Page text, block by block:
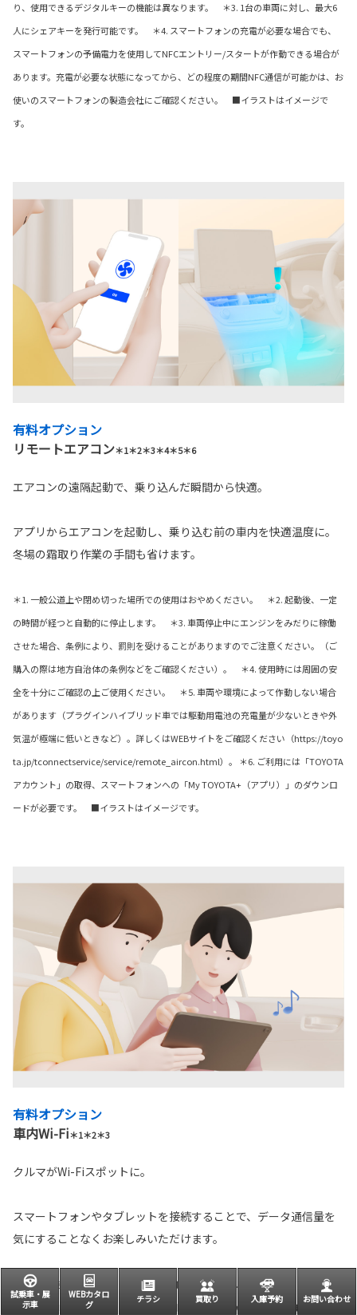
り、使用できるデジタルキーの機能は異なります。 ＊3. 1台の車両に対し、最大6
人にシェアキーを発行可能です。 ＊4. スマートフォンの充電が必要な場合でも、
スマートフォンの予備電力を使用してNFCエントリー/スタートが作動できる場合が
あります。充電が必要な状態になってから、どの程度の期間NFC通信が可能かは、お
使いのスマートフォンの製造会社にご確認ください。 ■イラストはイメージで
す。
有料オプション
リモートエアコン＊1＊2＊3＊4＊5＊6
エアコンの遠隔起動で、乗り込んだ瞬間から快適。
アプリからエアコンを起動し、乗り込む前の車内を快適温度に。
冬場の霜取り作業の手間も省けます。
＊1. 一般公道上や閉め切った場所での使用はおやめください。 ＊2. 起動後、一定
の時間が経つと自動的に停止します。 ＊3. 車両停止中にエンジンをみだりに稼働
させた場合、条例により、罰則を受けることがありますのでご注意ください。（ご
購入の際は地方自治体の条例などをご確認ください）。 ＊4. 使用時には周囲の安
全を十分にご確認の上ご使用ください。 ＊5. 車両や環境によって作動しない場合
があります（プラグインハイブリッド車では駆動用電池の充電量が少ないときや外
気温が極端に低いときなど）。詳しくはWEBサイトをご確認ください（https://toyo
ta.jp/tconnectservice/service/remote_aircon.html）。 ＊6. ご利用には「TOYOTA
アカウント」の取得、スマートフォンへの「My TOYOTA+（アプリ）」のダウンロ
ードが必要です。 ■イラストはイメージです。
有料オプション
車内Wi-Fi＊1＊2＊3
クルマがWi-Fiスポットに。
スマートフォンやタブレットを接続することで、データ通信量を
気にすることなくお楽しみいただけます。
＊1. Wi-Fi®接続機器は10台まで同時接続可能です。 ＊2. 直近3日間（当日は含みま
せん）で6GB以上の通信をした場合、終日速度制限がかかることがあります。 ＊3.
試乗車・展
示車
WEBカタロ
グ
チラシ 買取り 入庫予約 お問い合わせ